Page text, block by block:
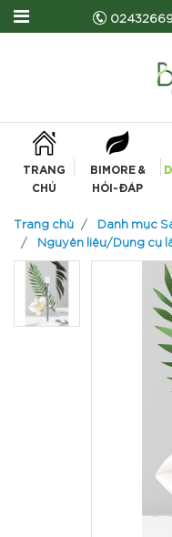
TRANG
CHỦ
BIMORE &
HỎI-ĐÁP
Trang chủ Danh mục
Nguyên liệu/Dụng cụ